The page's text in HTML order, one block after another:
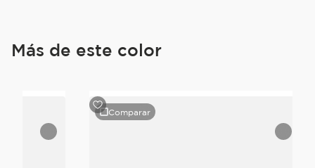
Más de este color
Comparar